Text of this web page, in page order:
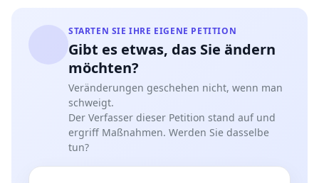
STARTEN SIE IHRE EIGENE PETITION
Gibt es etwas, das Sie ändern
möchten?
Veränderungen geschehen nicht, wenn man
schweigt.
Der Verfasser dieser Petition stand auf und
ergriff Maßnahmen. Werden Sie dasselbe
tun?